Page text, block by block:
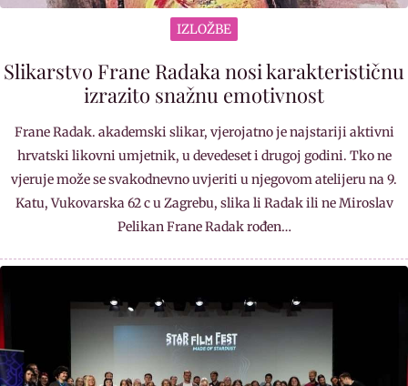
IZLOŽBE
Slikarstvo Frane Radaka nosi karakterističnu
izrazito snažnu emotivnost
Frane Radak. akademski slikar, vjerojatno je najstariji aktivni
hrvatski likovni umjetnik, u devedeset i drugoj godini. Tko ne
vjeruje može se svakodnevno uvjeriti u njegovom atelijeru na 9.
Katu, Vukovarska 62 c u Zagrebu, slika li Radak ili ne Miroslav
Pelikan Frane Radak rođen…